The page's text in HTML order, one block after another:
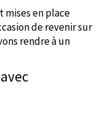
mises en place
de revenir sur
rendre à un